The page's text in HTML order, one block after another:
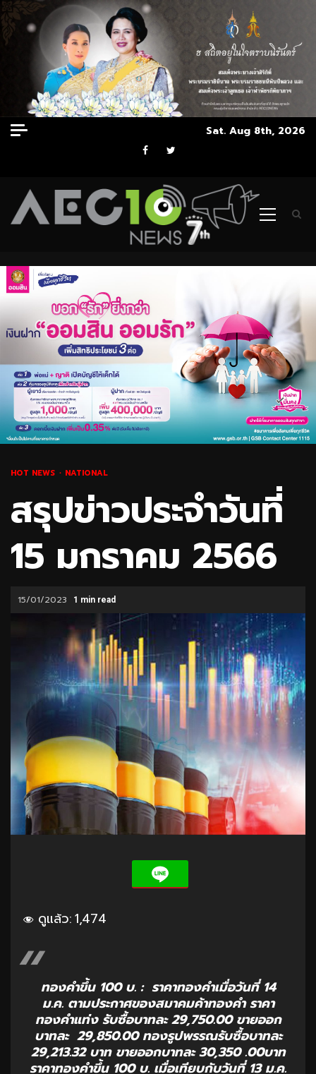
Skip
to
Sat. Aug 8th, 2026
Facebook
Twitter
Primary
HOT NEWS NATIONAL
สรุปข่าวประจำวันที่
15 มกราคม 2566
15/01/2023 1 min read
ดูแล้ว:1,474
ทองคำขึ้น 100 บ. : ราคาทองคำเมื่อวันที่ 14
ม.ค. ตามประกาศของสมาคมค้าทองคำ ราคา
ทองคำแท่ง รับซื้อบาทละ 29,750.00 ขายออก
บาทละ 29,850.00 ทองรูปพรรณรับซื้อบาทละ
29,213.32 บาท ขายออกบาทละ 30,350 .00บาท
ราคาทองคำขึ้น 100 บ. เมื่อเทียบกับวันที่ 13 ม.ค.